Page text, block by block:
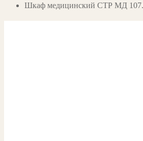
Шкаф медицинский СТР МД